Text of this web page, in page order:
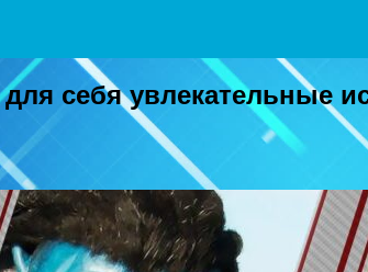
себя увлекательные